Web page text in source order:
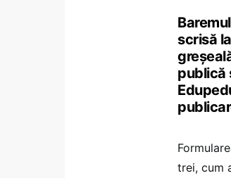
scrisă
publică
trei, cum